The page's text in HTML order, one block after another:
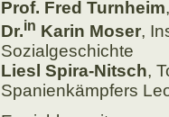
Prof. Fred Turnheim
Dr.in Karin Moser,
Sozialgeschichte
Liesl Spira-Nitsch,
Spanienkämpfers